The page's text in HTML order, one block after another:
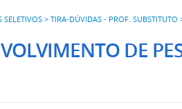
SELETIVOS > TIRA-DÚVIDAS - PROF. SUBSTITUTO
DE